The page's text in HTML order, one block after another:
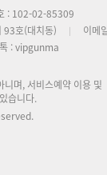
: 102-02-85309
93호(대치동)
이메
: vipgunma
며, 서비스예약 이용 및
습니다.